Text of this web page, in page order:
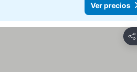
Ver precios